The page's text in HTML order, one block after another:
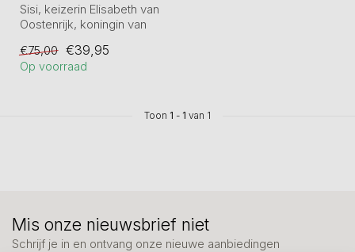
Sisi, keizerin Elisabeth van
Oostenrijk, koningin van
€75,00 €39,95
Op voorraad
Toon 1 - 1 van 1
Mis onze nieuwsbrief niet
Schrijf je in en ontvang onze nieuwe aanbiedingen